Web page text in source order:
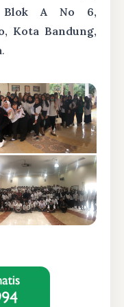
Blok A No 6,
Kota Bandung,
.